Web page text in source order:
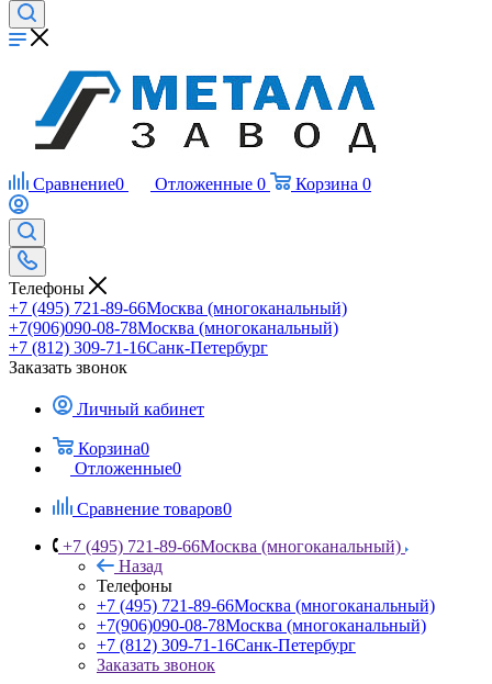
Сравнение0 Отложенные 0 Корзина 0
Телефоны
+7 (495) 721-89-66Москва (многоканальный)
+7(906)090-08-78Москва (многоканальный)
+7 (812) 309-71-16Санк-Петербург
Заказать звонок
Личный кабинет
Корзина0
Отложенные0
Сравнение товаров0
+7 (495) 721-89-66Москва (многоканальный)
Назад
Телефоны
+7 (495) 721-89-66Москва (многоканальный)
+7(906)090-08-78Москва (многоканальный)
+7 (812) 309-71-16Санк-Петербург
Заказать звонок